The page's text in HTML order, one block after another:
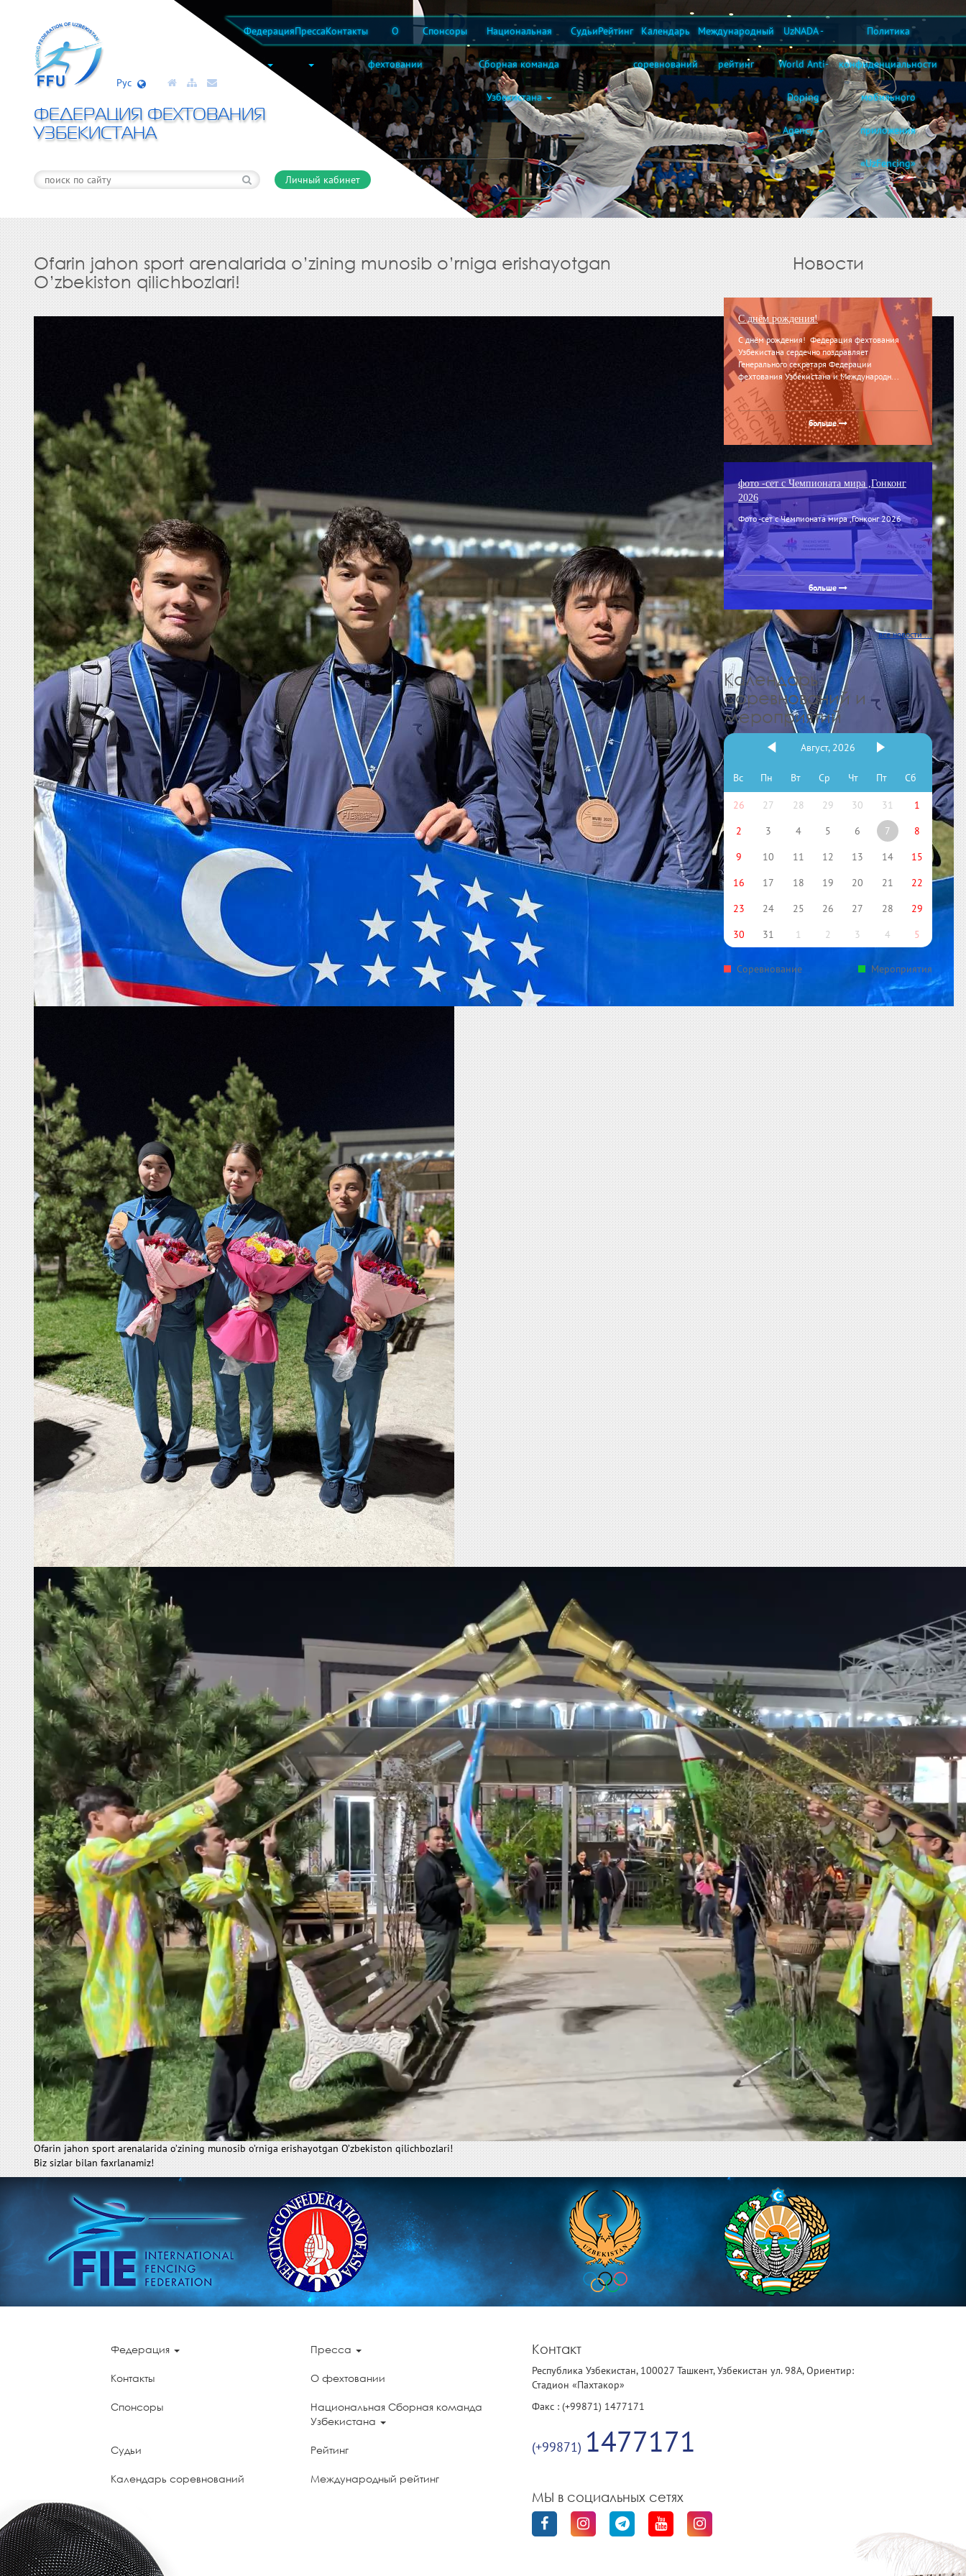
ФедерацияПрессаКонтакты О
фехтовании
Спонсоры Национальная
Сборная команда
Узбекистана
СудьиРейтинг Календарь
соревнований
Международный
рейтинг
UzNADA -
World Anti-
Doping
Agency
Политика
конфиденциальности
мобильного
приложения
«UzFencing»
Рус
ФЕДЕРАЦИЯ ФЕХТОВАНИЯ
УЗБЕКИСТАНА
Личный кабинет
Ofarin jahon sport arenalarida o’zining munosib o’rniga erishayotgan
O’zbekiston qilichbozlari!
Ofarin jahon sport arenalarida o’zining munosib o’rniga erishayotgan O’zbekiston qilichbozlari!
Biz sizlar bilan faxrlanamiz!
Новости
С днём рождения!
С днём рождения! Федерация фехтования
Узбекистана сердечно поздравляет
Генерального секретаря Федерации
фехтования Узбекистана и Международн...
больше
фото -сет с Чемпионата мира ,Гонконг
2026
Фото -сет с Чемпионата мира ,Гонконг 2026
больше
все новости ...
Календарь
соревнований и
мероприятий
Август, 2026
Вс Пн Вт Ср Чт Пт Сб
26 27 28 29 30 31
1
2
3 4 5 6 7
8
9
10 11 12 13 14
15
16
17 18 19 20 21
22
23
24 25 26 27 28
29
30
31 1 2 3 4 5
Соревнование Мероприятия
Федерация Пресса
Контакты О фехтовании
Спонсоры
Национальная Сборная команда
Узбекистана
Судьи Рейтинг
Календарь соревнований Международный рейтинг
Контакт
Республика Узбекистан, 100027 Ташкент, Узбекистан ул. 98А, Ориентир:
Стадион «Пахтакор»
Факс : (+99871) 1477171
(+99871) 1477171
МЫ в социальных сетях